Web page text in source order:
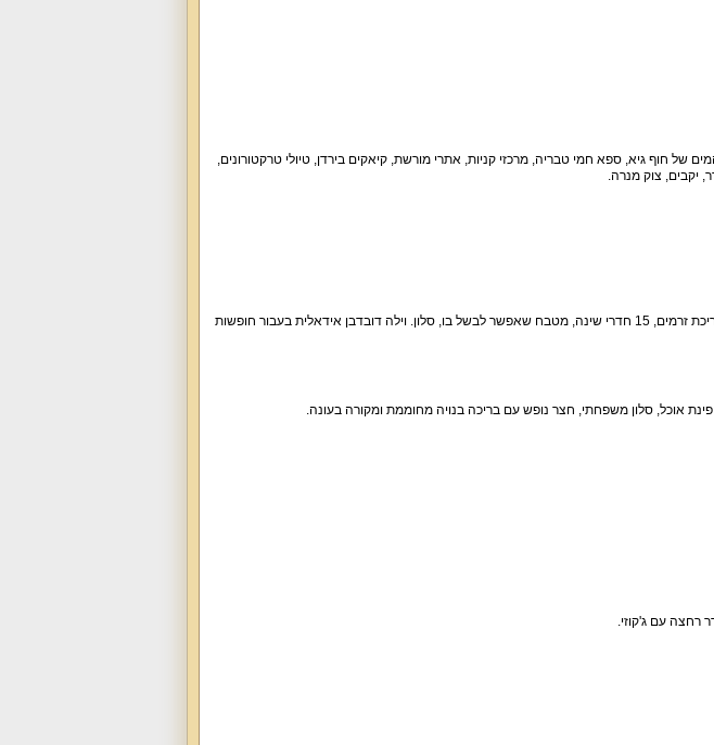
של חוף גיא, ספא חמי טבריה, מרכזי קניות, אתרי מורשת, קיאקים בירדן, טיולי טרקטורונים,
יקבים, צוק מנרה.
וילת נופש מפנקת ויוקרתית עם בריכה מחוממת בעונה, בריכת זרמים, 15 חדרי שינה, מטבח שאפשר לבשל בו, סלון. וילה דובדבן אידאלית בעבור חופשות